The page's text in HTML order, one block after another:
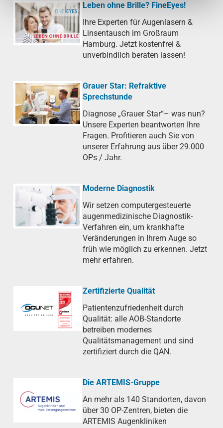
Leben ohne Brille? FineEyes!
Ihre Experten für Augenlasern &
Linsentausch im Großraum
Hamburg. Jetzt kostenfrei &
unverbindlich beraten lassen!
Grauer Star: Refraktive
Sprechstunde
Diagnose „Grauer Star“– was nun?
Unsere Experten beantworten Ihre
Fragen. Profitieren auch Sie von
unserer Erfahrung aus über 29.000
OPs / Jahr.
Moderne Diagnostik
Wir setzen computergesteuerte
augenmedizinische Diagnostik-
Verfahren ein, um krankhafte
Veränderungen in Ihrem Auge so
früh wie möglich zu erkennen. Jetzt
mehr erfahren.
Zertifizierte Qualität
Patientenzufriedenheit durch
Qualität: alle AOB-Standorte
betreiben modernes
Qualitätsmanagement und sind
zertifiziert durch die QAN.
Die ARTEMIS-Gruppe
An mehr als 140 Standorten, davon
über 30 OP-Zentren, bieten die
ARTEMIS Augenkliniken